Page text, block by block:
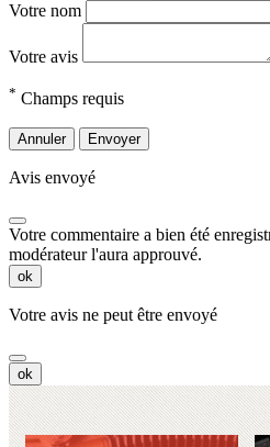
Votre nom
Votre avis
* Champs requis
Annuler Envoyer
Avis envoyé
Votre commentaire a bien été
modérateur l'aura approuvé.
ok
Votre avis ne peut être envoyé
ok